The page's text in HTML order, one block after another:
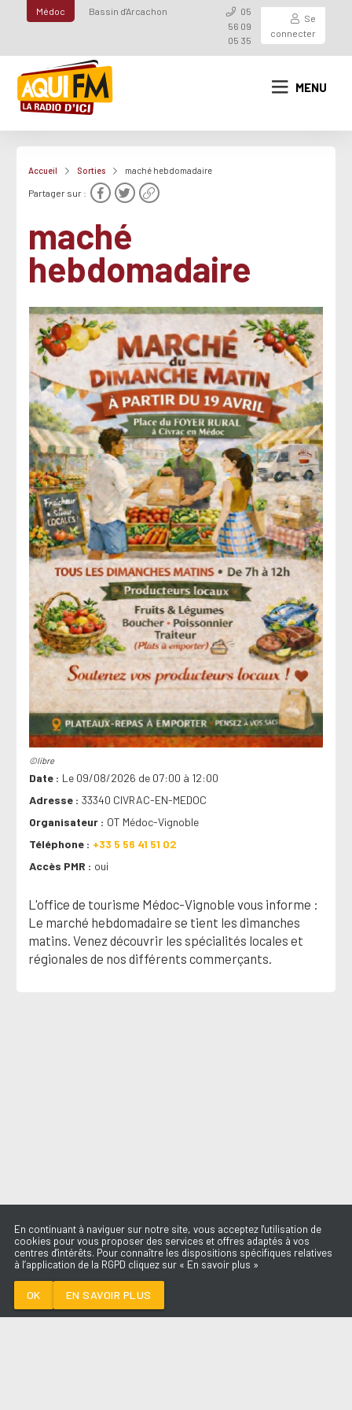
Médoc Bassin d'Arcachon
05
56 09
05 35
Se
connecter
MENU
Accueil Sorties maché hebdomadaire
Partager sur :
maché
hebdomadaire
©libre
Date
Le 09/08/2026 de 07:00 à 12:00
Adresse
33340 CIVRAC-EN-MEDOC
Organisateur
OT Médoc-Vignoble
Téléphone
+33 5 56 41 51 02
Accès PMR
oui
L'office de tourisme Médoc-Vignoble vous informe :
Le marché hebdomadaire se tient les dimanches
matins. Venez découvrir les spécialités locales et
régionales de nos différents commerçants.
En continuant à naviguer sur notre site, vous acceptez l'utilisation de
cookies pour vous proposer des services et offres adaptés à vos
centres d'intérêts. Pour connaître les dispositions spécifiques relatives
à l’application de la RGPD cliquez sur « En savoir plus »
OK EN SAVOIR PLUS